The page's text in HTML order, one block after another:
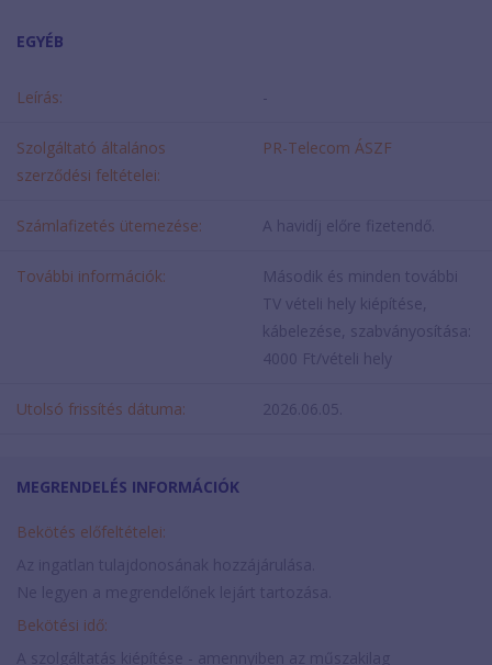
EGYÉB
Leírás: -
Szolgáltató általános
szerződési feltételei:
PR-Telecom ÁSZF
Számlafizetés ütemezése: A havidíj előre fizetendő.
További információk:
Második és minden további
TV vételi hely kiépítése,
kábelezése, szabványosítása:
4000 Ft/vételi hely
Utolsó frissítés dátuma: 2026.06.05.
MEGRENDELÉS INFORMÁCIÓK
Bekötés előfeltételei:
Bekötési idő: